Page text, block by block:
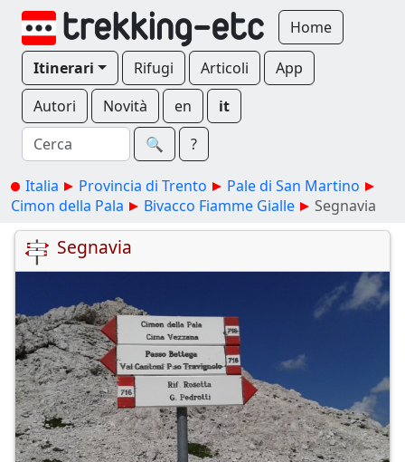
Home
Itinerari Rifugi Articoli
App
Autori
Novità en
it
🔍︎
?
Italia Provincia di Trento
Pale di San Martino
Cimon della Pala
Bivacco Fiamme Gialle Segnavia
Segnavia